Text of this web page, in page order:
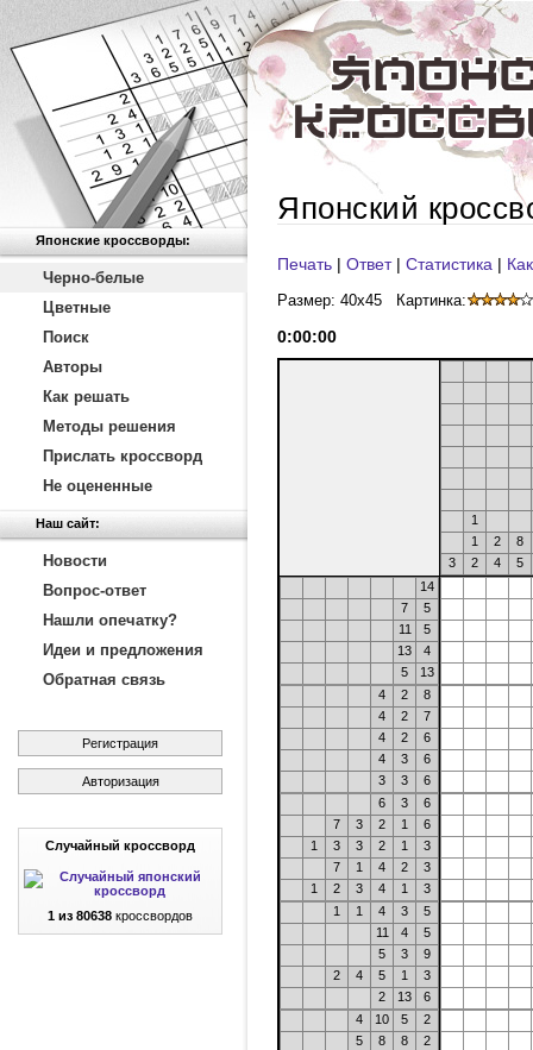
Японские кроссворды:
Черно-белые
Цветные
Поиск
Авторы
Как решать
Методы решения
Прислать кроссворд
Не оцененные
Наш сайт:
Новости
Вопрос-ответ
Нашли опечатку?
Идеи и предложения
Обратная связь
Регистрация
Авторизация
Случайный кроссворд
1 из 80638 кроссвордов
Японский
Печать | Ответ| Статистика |
Размер: 40x45 Картинка:
0:00:00
1
1
2
8
3
2 4
5
14
7
5
11
5
13
4
5
13
4
2
8
4
2
7
4
2
6
4
3
6
3
3
6
6
3
6
7
3 2 1
6
1
3 3 2 1
3
7
1 4 2
3
1
2 3 4 1
3
1
1 4 3
5
11
4
5
5
3
9
2
4 5 1
3
2
13
6
4
10 5
2
5
8 8
2